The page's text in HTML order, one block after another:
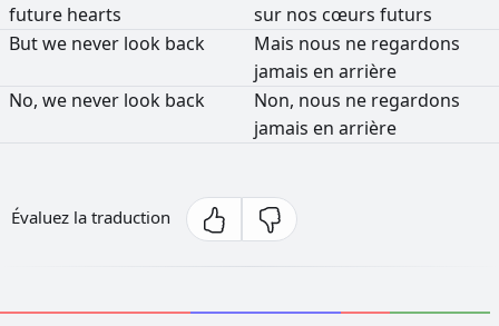
future hearts
sur nos cœurs futurs
Butwe never look back Mais nous ne regardons
jamais en arrière
No, we never look back Non, nous ne regardons
jamais en arrière
Évaluez la traduction